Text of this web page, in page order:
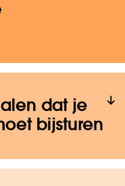
dat je
bijsturen